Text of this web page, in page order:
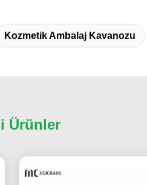
Kozmetik Ambalaj Kavanozu
Ürünler